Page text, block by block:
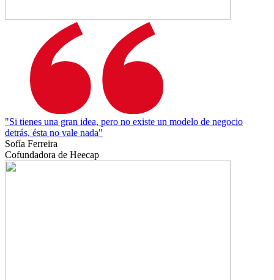
"Si tienes una gran idea, pero no existe un modelo de negocio
detrás, ésta no vale nada"
Sofía Ferreira
Cofundadora de Heecap